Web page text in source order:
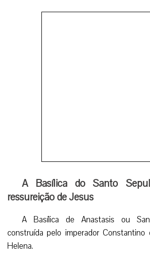
A Basílica do Santo
ressurreição de Jesus, sublinhando
mistérios.
Os mistérios que se realizaram
Santo.